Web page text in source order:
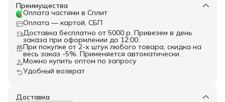
Преимущества
Оплата частями в Сплит
Оплата — картой, СБП
Доставка бесплатно от 5000 р. Привезем в день
заказа при оформлении до 12:00.
При покупке от 2-х штук любого товара, скидка на
весь заказ -5%. Применяется автоматически.
Можно купить оптом по запросу
Удобный возврат
Доставка